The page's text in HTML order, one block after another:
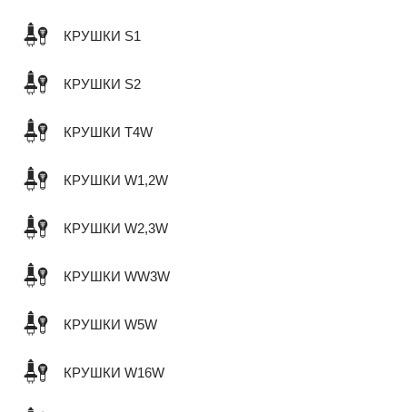
КРУШКИ S1
КРУШКИ S2
КРУШКИ T4W
КРУШКИ W1,2W
КРУШКИ W2,3W
КРУШКИ WW3W
КРУШКИ W5W
КРУШКИ W16W